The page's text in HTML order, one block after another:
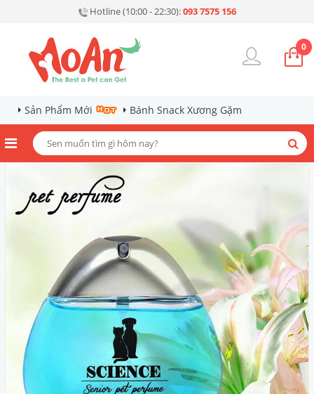
Hotline (10:00 - 22:30):093 7575 156
0
Sản Phẩm Mới Bánh Snack Xương Gặm